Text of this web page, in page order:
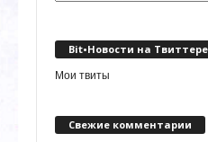
Bit•Новости на Твиттере
Мои твиты
Свежие комментарии